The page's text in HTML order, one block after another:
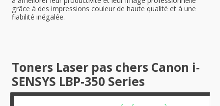
grâce à des impressions couleur de haute qualité et à une
fiabilité inégalée.
Toners Laser pas chers Canon i-
SENSYS LBP-350 Series